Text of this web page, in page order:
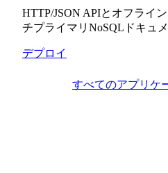
HTTP/JSON APIとオフライ
チプライマリNoSQLドキュ
デプロイ
すべてのアプリケ